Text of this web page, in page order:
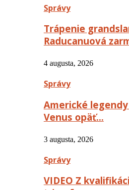
Správy
Trápenie
Raducanuová
4 augusta, 2026
Správy
Americké
Venus opäť…
3 augusta, 2026
Správy
VIDEO Z